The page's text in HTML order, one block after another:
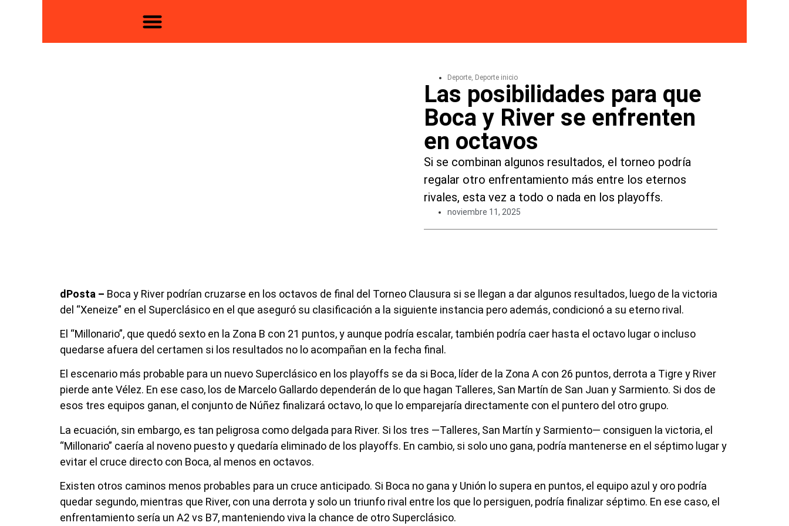
Deporte Deporte inicio
Las posibilidades para que
Boca y River se enfrenten
en octavos
Si se combinan algunos resultados, el torneo podría
regalar otro enfrentamiento más entre los eternos
rivales, esta vez a todo o nada en los playoffs.
noviembre 11, 2025
dPosta – Boca y River podrían cruzarse en los octavos de final del Torneo Clausura si se llegan a dar algunos resultados, luego de la victoria
del “Xeneize” en el Superclásico en el que aseguró su clasificación a la siguiente instancia pero además, condicionó a su eterno rival.
El “Millonario”, que quedó sexto en la Zona B con 21 puntos, y aunque podría escalar, también podría caer hasta el octavo lugar o incluso
quedarse afuera del certamen si los resultados no lo acompañan en la fecha final.
El escenario más probable para un nuevo Superclásico en los playoffs se da si Boca, líder de la Zona A con 26 puntos, derrota a Tigre y River
pierde ante Vélez. En ese caso, los de Marcelo Gallardo dependerán de lo que hagan Talleres, San Martín de San Juan y Sarmiento. Si dos de
esos tres equipos ganan, el conjunto de Núñez finalizará octavo, lo que lo emparejaría directamente con el puntero del otro grupo.
La ecuación, sin embargo, es tan peligrosa como delgada para River. Si los tres —Talleres, San Martín y Sarmiento— consiguen la victoria, el
“Millonario” caería al noveno puesto y quedaría eliminado de los playoffs. En cambio, si solo uno gana, podría mantenerse en el séptimo lugar y
evitar el cruce directo con Boca, al menos en octavos.
Existen otros caminos menos probables para un cruce anticipado. Si Boca no gana y Unión lo supera en puntos, el equipo azul y oro podría
quedar segundo, mientras que River, con una derrota y solo un triunfo rival entre los que lo persiguen, podría finalizar séptimo. En ese caso, el
enfrentamiento sería un A2 vs B7, manteniendo viva la chance de otro Superclásico.